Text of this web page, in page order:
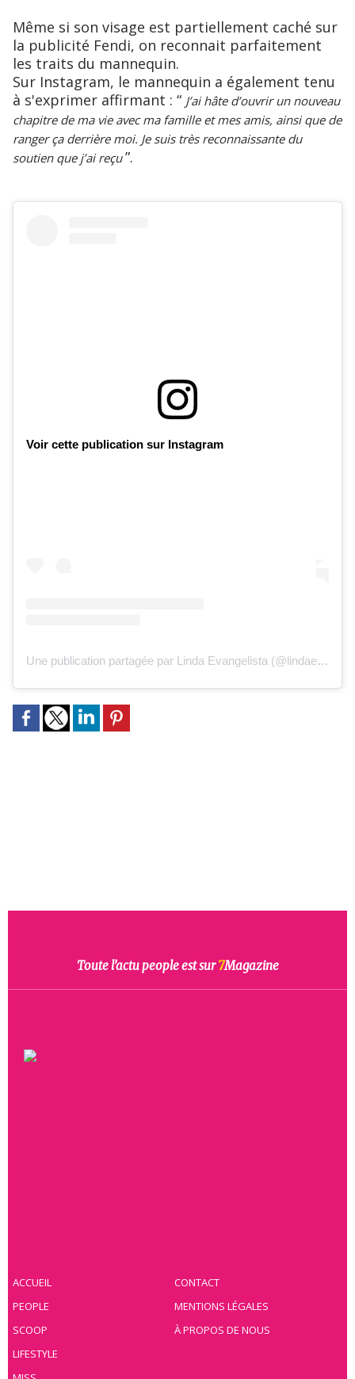
Même si son visage est partiellement caché sur
la publicité Fendi, on reconnait parfaitement
les traits du mannequin.
Sur Instagram, le mannequin a également tenu
à s'exprimer affirmant : “ J’ai hâte d’ouvrir un nouveau
chapitre de ma vie avec ma famille et mes amis, ainsi que de
ranger ça derrière moi. Je suis très reconnaissante du
soutien que j’ai reçu”.
Voir cette publication sur Instagram
U
ne publication partagée par Linda Evangelista (@lindaevangelista)
Toute l’actu people est sur7Magazine
ACCUEIL
PEOPLE
SCOOP
LIFESTYLE
CONTACT
MENTIONS LÉGALES
À PROPOS DE NOUS